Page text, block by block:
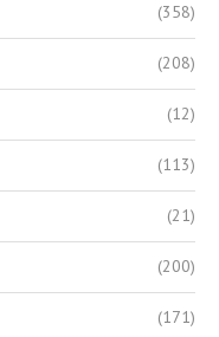
(358)
(208)
(12)
(113)
(21)
(200)
(171)